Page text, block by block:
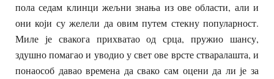
пола седам клинци жељни знања из ове области, али и
они који су желели да овим путем стекну популарност.
Миле је свакога прихватао од срца, пружио шансу,
здушно помагао и уводио у свет ове врсте стваралашта, и
понаособ давао времена да свако сам оцени да ли је за